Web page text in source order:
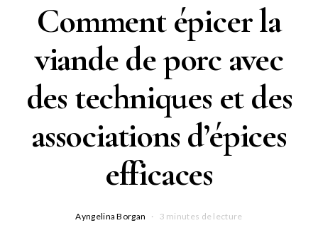
Comment épicer la
viande de porc avec
des techniques et des
associations d’épices
efficaces
Ayngelina Borgan 3 minutes de lecture